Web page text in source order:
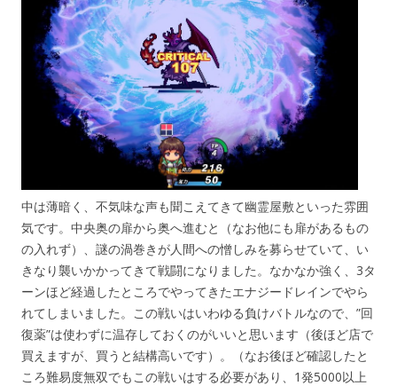
中は薄暗く、不気味な声も聞こえてきて幽霊屋敷といった雰囲
気です。中央奥の扉から奥へ進むと（なお他にも扉があるもの
の入れず）、謎の渦巻きが人間への憎しみを募らせていて、い
きなり襲いかかってきて戦闘になりました。なかなか強く、3タ
ーンほど経過したところでやってきたエナジードレインでやら
れてしまいました。この戦いはいわゆる負けバトルなので、”回
復薬”は使わずに温存しておくのがいいと思います（後ほど店で
買えますが、買うと結構高いです）。（なお後ほど確認したと
ころ難易度無双でもこの戦いはする必要があり、1発5000以上